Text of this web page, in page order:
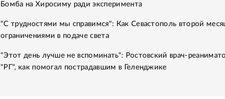
Бомба на Хиросиму ради эксперимента
"С трудностями мы справимся": Как Севастополь второй
ограничениями в подаче света
"Этот день лучше не вспоминать": Ростовский врач-
"РГ", как помогал пострадавшим в Геленджике